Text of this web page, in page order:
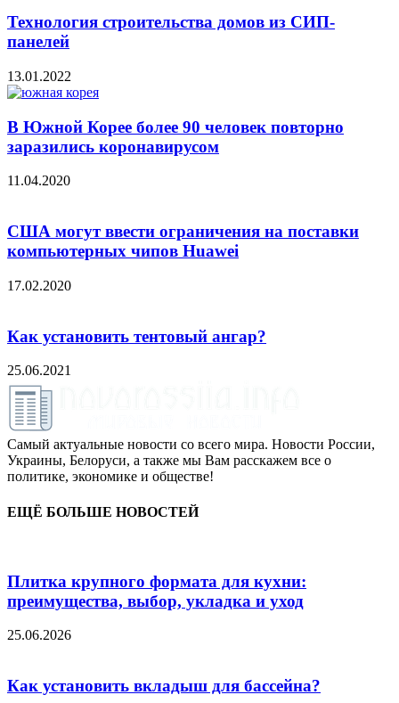
Технология строительства домов из СИП-
панелей
13.01.2022
В Южной Корее более 90 человек повторно
заразились коронавирусом
11.04.2020
США могут ввести ограничения на поставки
компьютерных чипов Huawei
17.02.2020
Как установить тентовый ангар?
25.06.2021
Самый актуальные новости со всего мира. Новости России,
Украины, Белоруси, а также мы Вам расскажем все о
политике, экономике и обществе!
ЕЩЁ БОЛЬШЕ НОВОСТЕЙ
Плитка крупного формата для кухни:
преимущества, выбор, укладка и уход
25.06.2026
Как установить вкладыш для бассейна?